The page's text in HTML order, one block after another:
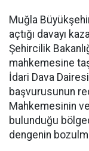
Muğla
açtığı davayı
Şehircilik
mahkemesine
İdari Dava
başvurusunun
Mahkemesinin
bulunduğu
dengenin